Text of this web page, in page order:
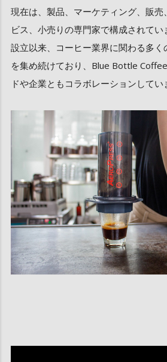
現在は、製品、マーケティング、販
ビス、小売りの専門家で構成されてい
設立以来、コーヒー業界に関わる多
を集め続けており、Blue Bottle
ドや企業ともコラボレーションしてい